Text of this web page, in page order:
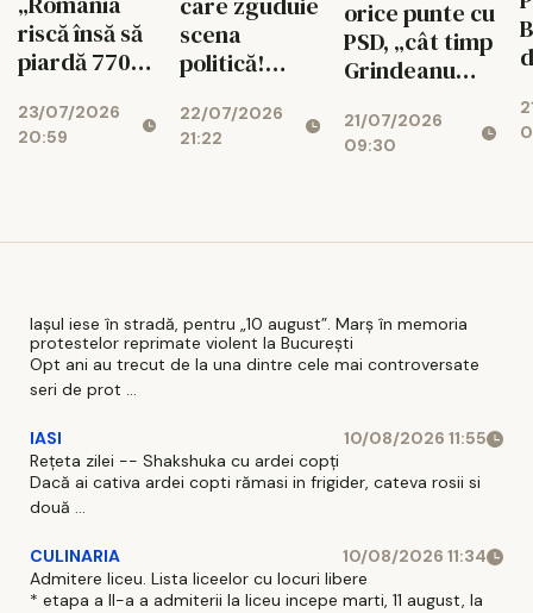
riscă însă să
piardă 770
de euro dacă
legea
23/07/2026
20:59
scena
politică!
explică de ce
cresc
22/07/2026
21:22
orice punte cu
PSD, „cât timp
Grindeanu
partidul”
21/07/2026
09:30
Iașul iese în stradă, pentru „10 august”. Marș în memoria
protestelor reprimate violent la București
Opt ani au trecut de la una dintre cele mai controversate
seri de prot ...
IASI
10/08/2026 11:55
Rețeta zilei -- Shakshuka cu ardei copți
Dacă ai cativa ardei copti rămasi in frigider, cateva rosii si
două ...
CULINARIA
10/08/2026 11:34
Admitere liceu. Lista liceelor cu locuri libere
* etapa a II-a a admiterii la liceu incepe marti, 11 august, la